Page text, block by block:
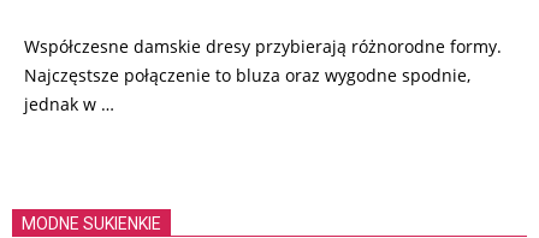
Współczesne damskie dresy przybierają różnorodne formy.
Najczęstsze połączenie to bluza oraz wygodne spodnie,
jednak w …
MODNE SUKIENKIE